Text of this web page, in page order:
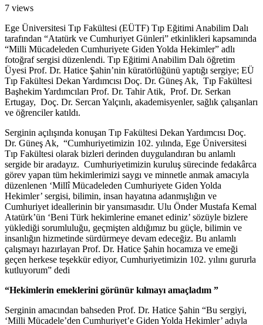
7 views
Ege Üniversitesi Tıp Fakültesi (EÜTF) Tıp Eğitimi Anabilim Dalı
tarafından “Atatürk ve Cumhuriyet Günleri” etkinlikleri kapsamında
“Milli Mücadeleden Cumhuriyete Giden Yolda Hekimler” adlı
fotoğraf sergisi düzenlendi. Tıp Eğitimi Anabilim Dalı öğretim
Üyesi Prof. Dr. Hatice Şahin’nin küratörlüğünü yaptığı sergiye; EÜ
Tıp Fakültesi Dekan Yardımcısı Doç. Dr. Güneş Ak, Tıp Fakültesi
Başhekim Yardımcıları Prof. Dr. Tahir Atik, Prof. Dr. Serkan
Ertugay, Doç. Dr. Sercan Yalçınlı, akademisyenler, sağlık çalışanları
ve öğrenciler katıldı.
Serginin açılışında konuşan Tıp Fakültesi Dekan Yardımcısı Doç.
Dr. Güneş Ak, “Cumhuriyetimizin 102. yılında, Ege Üniversitesi
Tıp Fakültesi olarak bizleri derinden duygulandıran bu anlamlı
sergide bir aradayız. Cumhuriyetimizin kuruluş sürecinde fedakârca
görev yapan tüm hekimlerimizi saygı ve minnetle anmak amacıyla
düzenlenen ‘Millî Mücadeleden Cumhuriyete Giden Yolda
Hekimler’ sergisi, bilimin, insan hayatına adanmışlığın ve
Cumhuriyet ideallerinin bir yansımasıdır. Ulu Önder Mustafa Kemal
Atatürk’ün ‘Beni Türk hekimlerine emanet ediniz’ sözüyle bizlere
yüklediği sorumluluğu, geçmişten aldığımız bu güçle, bilimin ve
insanlığın hizmetinde sürdürmeye devam edeceğiz. Bu anlamlı
çalışmayı hazırlayan Prof. Dr. Hatice Şahin hocamıza ve emeği
geçen herkese teşekkür ediyor, Cumhuriyetimizin 102. yılını gururla
kutluyorum” dedi
“Hekimlerin emeklerini görünür kılmayı amaçladım ”
Serginin amacından bahseden Prof. Dr. Hatice Şahin “Bu sergiyi,
‘Milli Mücadele’den Cumhuriyet’e Giden Yolda Hekimler’ adıyla